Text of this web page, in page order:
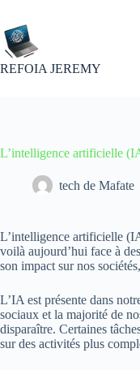
contenu
REFOIA JEREMY
L’intelligence artificielle
tech de Mafate
L’intelligence artificielle
voilà aujourd’hui face à
son impact sur nos
L’IA est présente dans
sociaux et la majorité de
disparaître. Certaines
sur des activités plus